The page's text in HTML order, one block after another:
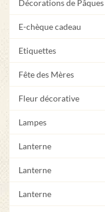
Décorations de Pâques
E-chèque cadeau
Etiquettes
Fête des Mères
Fleur décorative
Lampes
Lanterne
Lanterne
Lanterne